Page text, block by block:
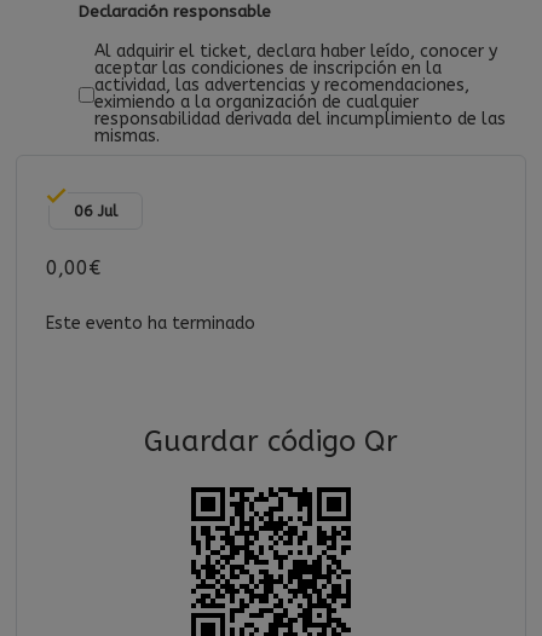
Declaración responsable
Al adquirir el ticket, declara haber leído, conocer y
aceptar las condiciones de inscripción en la
actividad, las advertencias y recomendaciones,
eximiendo a la organización de cualquier
responsabilidad derivada del incumplimiento de las
mismas.
06 Jul
0,00€
Este evento ha terminado
Guardar código Qr